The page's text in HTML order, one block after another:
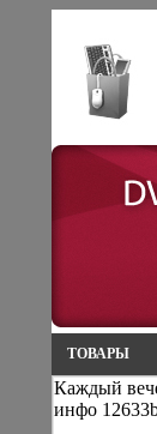
ТОВАРЫ
Каждый
инфо